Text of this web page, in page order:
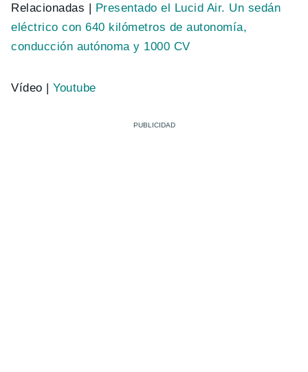
Relacionadas | Presentado el Lucid Air. Un sedán
eléctrico con 640 kilómetros de autonomía,
conducción autónoma y 1000 CV
Vídeo | Youtube